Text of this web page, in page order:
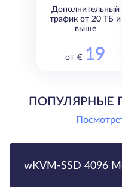
Дополнительный
трафик от 20 ТБ и
выше
от € 19
ПОПУЛЯРНЫЕ
wKVM-SSD 4096